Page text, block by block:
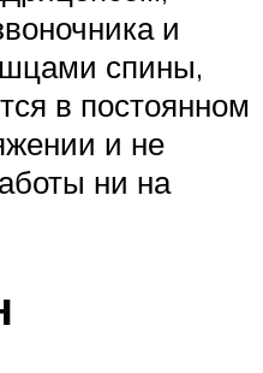
и
спины,
в постоянном
и не
ни на